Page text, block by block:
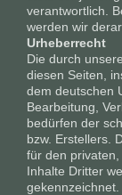
verantwortlich.
werden wir
Urheberrecht
Die durch
diesen Seiten,
dem deutschen
Bearbeitung,
bedürfen der
bzw. Erstellers.
für den
Inhalte Dritter
gekennzeichnet.